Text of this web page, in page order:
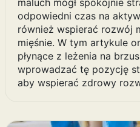
odpowiedni czas na
również wspierać rozwój
mięśnie. W tym artykule
płynące z leżenia na
wprowadzać tę pozycję
aby wspierać zdrowy